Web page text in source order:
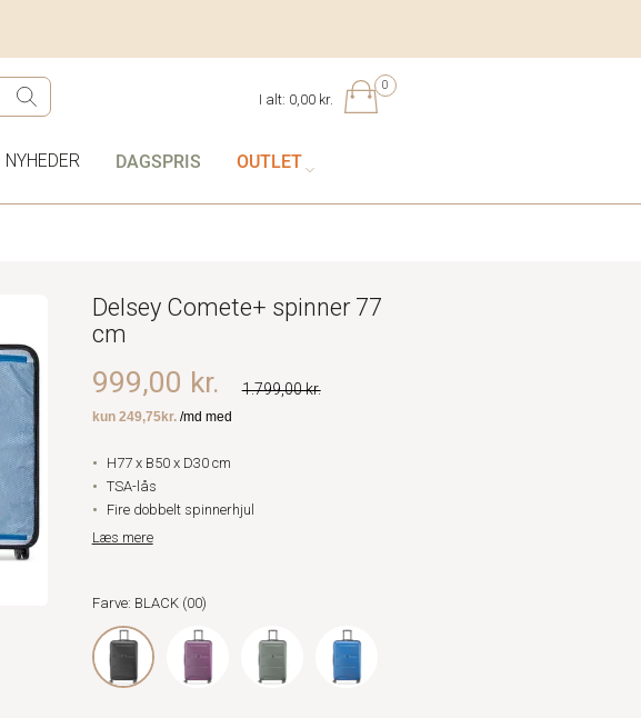
0
I alt: 0,00 kr.
NYHEDER DAGSPRIS OUTLET
Delsey Comete+ spinner 77
cm
1.799,00 kr.
999,00 kr.
H77 x B50 x D30 cm
TSA-lås
Fire dobbelt spinnerhjul
Læs mere
Farve: BLACK (00)